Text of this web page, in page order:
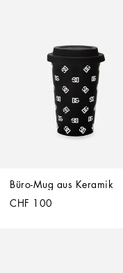
Büro-Mug aus Keramik
CHF 100